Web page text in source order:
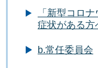
「新型コロ
症状がある方
b.常任委員会